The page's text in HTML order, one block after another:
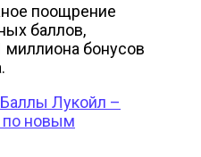
поощрение
баллов,
бонусов
Баллы Лукойл –
по новым